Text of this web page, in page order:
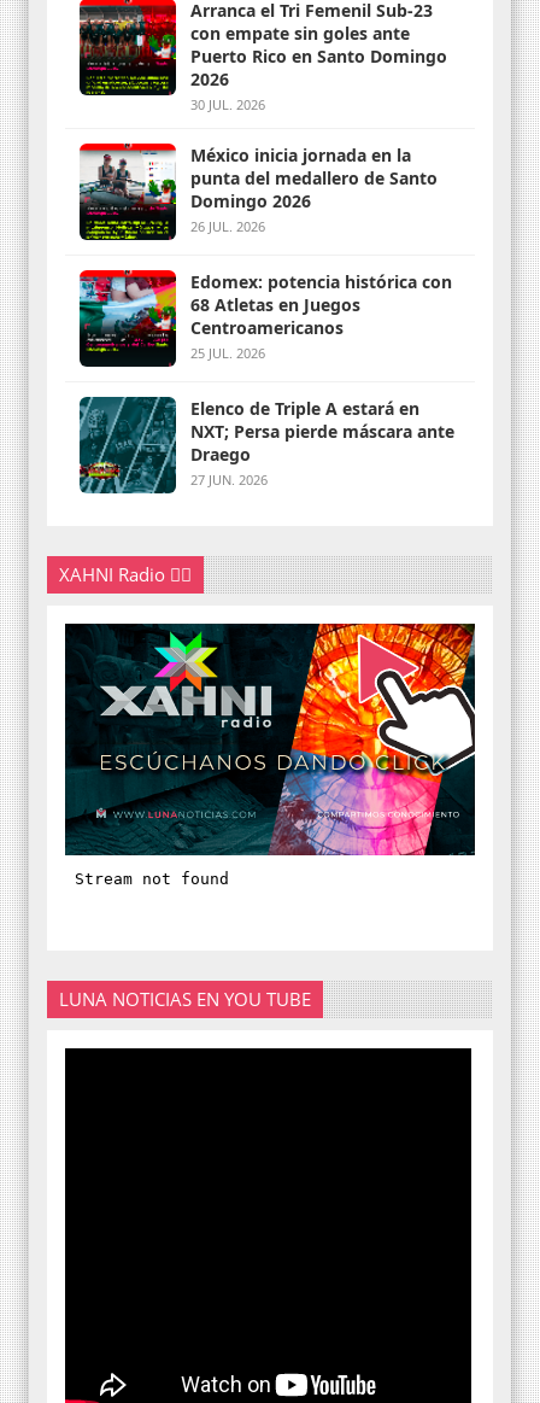
Arranca el Tri Femenil Sub-23
con empate sin goles ante
Puerto Rico en Santo Domingo
2026
30 JUL. 2026
México inicia jornada en la
punta del medallero de Santo
Domingo 2026
26 JUL. 2026
Edomex: potencia histórica con
68 Atletas en Juegos
Centroamericanos
25 JUL. 2026
Elenco de Triple A estará en
NXT; Persa pierde máscara ante
Draego
27 JUN. 2026
XAHNI Radio 👇🏽
LUNA NOTICIAS EN YOU TUBE